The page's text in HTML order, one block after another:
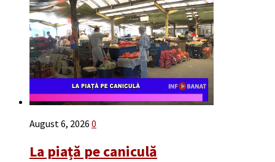
August 6, 2026 0
La piață pe caniculă